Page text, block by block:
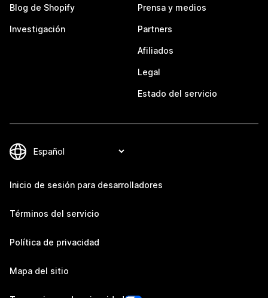
Blog de Shopify
Investigación
Prensa y medios
Partners
Afiliados
Legal
Estado del servicio
Inicio de sesión para desarrolladores
Términos del servicio
Política de privacidad
Mapa del sitio